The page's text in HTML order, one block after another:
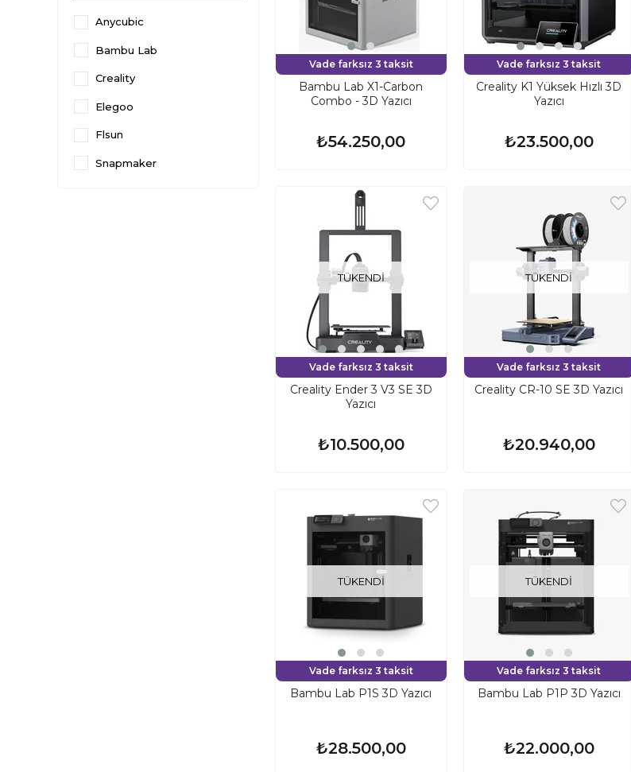
Anycubic
Bambu Lab
Creality
Elegoo
Flsun
Snapmaker
Bambu Lab X1-Carbon
Combo - 3D Yazıcı
₺54.250,00
Vade farksız 3 taksit
Creality K1 Yüksek Hızlı 3D
Yazıcı
₺23.500,00
Vade farksız 3 taksit
TÜKENDI
Creality Ender 3 V3 SE 3D
Yazıcı
₺10.500,00
Vade farksız 3 taksit
TÜKENDI
Creality CR-10 SE 3D Yazıcı
₺20.940,00
Vade farksız 3 taksit
TÜKENDI
Bambu Lab P1S 3D Yazıcı
₺28.500,00
Vade farksız 3 taksit
TÜKENDI
Bambu Lab P1P 3D Yazıcı
₺22.000,00
Vade farksız 3 taksit